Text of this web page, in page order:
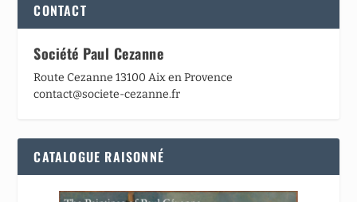
CONTACT
Société Paul Cezanne
Route Cezanne 13100 Aix en Provence
contact@societe-cezanne.fr
CATALOGUE RAISONNÉ